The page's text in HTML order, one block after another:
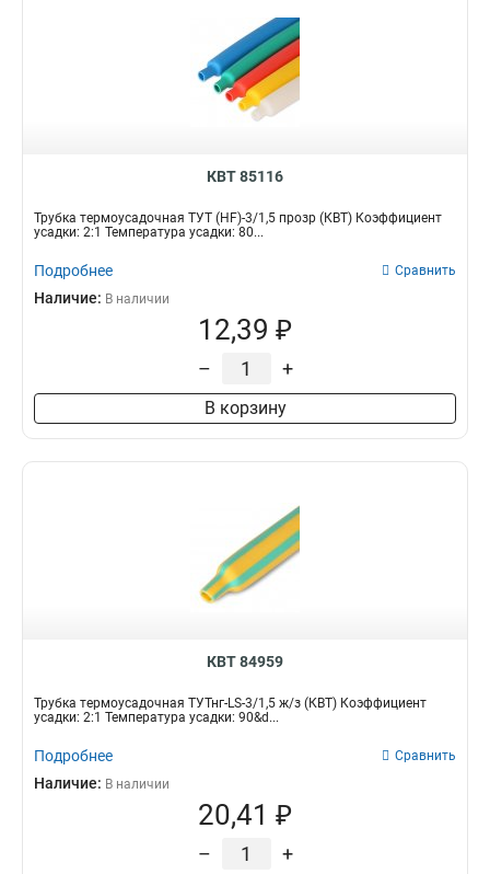
КВТ 85116
Трубка термоусадочная ТУТ (HF)-3/1,5 прозр (КВТ) Коэффициент
усадки: 2:1 Температура усадки: 80...
Подробнее Сравнить
Наличие: В наличии
12,39 ₽
– +
В корзину
КВТ 84959
Трубка термоусадочная ТУТнг-LS-3/1,5 ж/з (КВТ) Коэффициент
усадки: 2:1 Температура усадки: 90&d...
Подробнее Сравнить
Наличие: В наличии
20,41 ₽
– +